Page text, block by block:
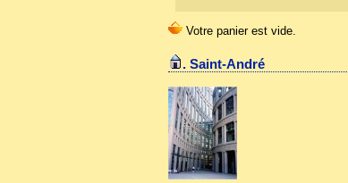
. Saint-André